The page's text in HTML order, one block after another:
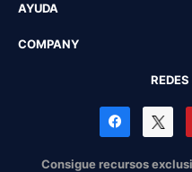
AYUDA
COMPANY
Consigue recursos